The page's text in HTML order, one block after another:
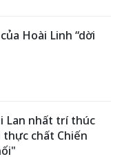
Hoài Linh “dời
Lan nhất trí thúc
chất Chiến